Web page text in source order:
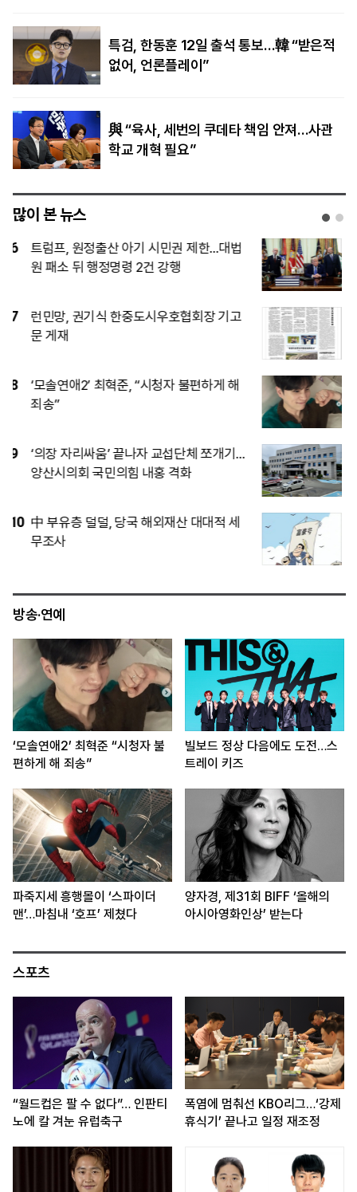
특검, 한동훈 12일 출석 통보…韓 “받은적
없어, 언론플레이”
與 “육사, 세번의 쿠데타 책임 안져…사관
학교 개혁 필요”
많이 본 뉴스
1
국내 범죄·수사정보 손에 쥔 행안부…‘대검
범죄정보’ 중수청 승계
2
[시승기] 볼보 EX90, 전동화 시대에도 변
하지 않는 ‘안전과 편안함’
3
미 하원 공화당, 한국 정통망법 집행 브리
핑 요구…쿠팡 이어 디지털 규제 압박
4
[인터뷰] 신애라 “교원 웰스와 방향성 같
아…브랜드 철학에 공감”
5
[사설] 10월 출범 중수청, 수사 역량 확보
에 전력을
방송·연예
‘모솔연애2’ 최혁준 “시청자 불
편하게 해 죄송”
빌보드 정상 다음에도 도전…스
트레이 키즈
파죽지세 흥행몰이 ‘스파이더
맨’…마침내 ‘호프’ 제쳤다
양자경, 제31회 BIFF ‘올해의
아시아영화인상’ 받는다
스포츠
“월드컵은 팔 수 없다”… 인판티
노에 칼 겨눈 유럽축구
폭염에 멈춰선 KBO리그…‘강제
휴식기’ 끝나고 일정 재조정